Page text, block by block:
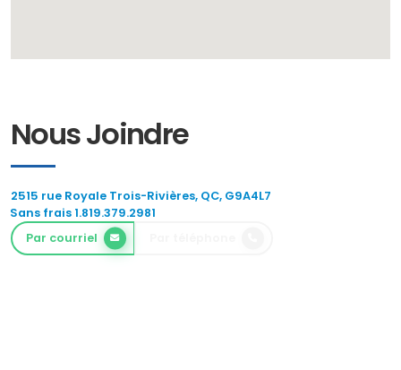
Nous Joindre
2515 rue Royale Trois-Rivières, QC, G9A4L7
Sans frais 1.819.379.2981
Par courriel